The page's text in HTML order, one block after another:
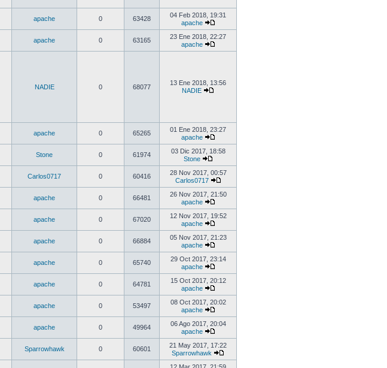
apache 0 63428
04 Feb 2018, 19:31
apache
apache 0 63165
23 Ene 2018, 22:27
apache
NADIE 0 68077
13 Ene 2018, 13:56
NADIE
apache 0 65265
01 Ene 2018, 23:27
apache
Stone 0 61974
03 Dic 2017, 18:58
Stone
Carlos0717 0 60416
28 Nov 2017, 00:57
Carlos0717
apache 0 66481
26 Nov 2017, 21:50
apache
apache 0 67020
12 Nov 2017, 19:52
apache
apache 0 66884
05 Nov 2017, 21:23
apache
apache 0 65740
29 Oct 2017, 23:14
apache
apache 0 64781
15 Oct 2017, 20:12
apache
apache 0 53497
08 Oct 2017, 20:02
apache
apache 0 49964
06 Ago 2017, 20:04
apache
Sparrowhawk 0 60601
21 May 2017, 17:22
Sparrowhawk